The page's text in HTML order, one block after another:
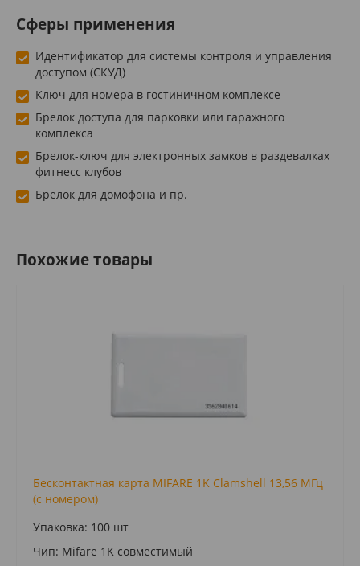
Сферы применения
Идентификатор для системы контроля и управления
доступом (СКУД)
Ключ для номера в гостиничном комплексе
Брелок доступа для парковки или гаражного
комплекса
Брелок-ключ для электронных замков в раздевалках
фитнесс клубов
Брелок для домофона и пр.
Похожие товары
Бесконтактная карта MIFARE 1K Clamshell 13,56 МГц
(с номером)
Упаковка: 100 шт
Чип: Mifare 1K совместимый